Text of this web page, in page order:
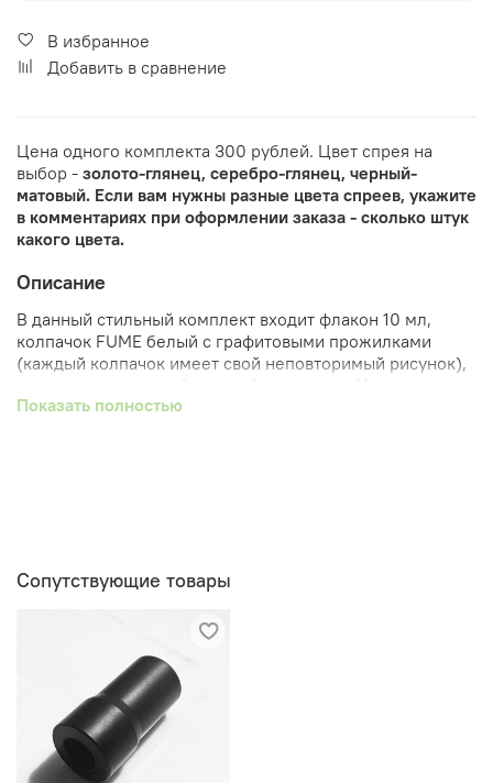
В избранное
Добавить в сравнение
Цена одного комплекта 300 рублей. Цвет спрея на
выбор - золото-глянец, серебро-глянец, черный-
матовый. Если вам нужны разные цвета спреев, укажите
в комментариях при оформлении заказа - сколько штук
какого цвета.
Описание
В данный стильный комплект входит флакон 10 мл,
колпачок FUME белый с графитовыми прожилками
(каждый колпачок имеет свой неповторимый рисунок),
выбор - золото-глянец, серебро-глянец, черный-
Показать полностью
Сопутствующие товары